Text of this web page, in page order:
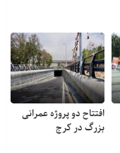
افتتاح دو پروژه عمرانی
بزرگ در کرج